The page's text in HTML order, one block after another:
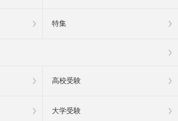
特集
高校受験
大学受験